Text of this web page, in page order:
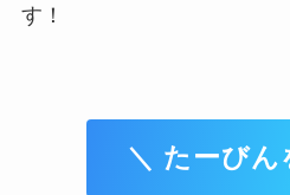
す！
＼ たーびん